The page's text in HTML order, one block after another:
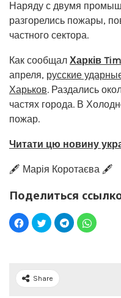
Наряду с двумя
разгорелись пожары,
частного сектора.
Как сообщал Харків
апреля, русские
Харьков. Раздались
частях города. В
пожар.
Читати цю новину
🖋️ Марія Коротаєва 🖋️
Поделиться
Share